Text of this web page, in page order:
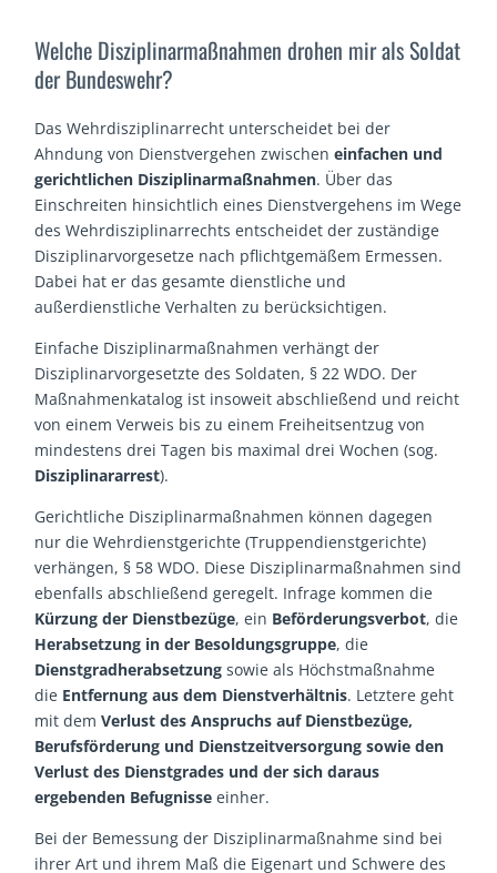
Welche Disziplinarmaßnahmen drohen mir als Soldat
der Bundeswehr?
Das Wehrdisziplinarrecht unterscheidet bei der
Ahndung von Dienstvergehen zwischeneinfachen und
gerichtlichen Disziplinarmaßnahmen. Über das
Einschreiten hinsichtlich eines Dienstvergehens im Wege
des Wehrdisziplinarrechts entscheidet der zuständige
Disziplinarvorgesetze nach pflichtgemäßem Ermessen.
Dabei hat er das gesamte dienstliche und
außerdienstliche Verhalten zu berücksichtigen.
Einfache Disziplinarmaßnahmen verhängt der
Disziplinarvorgesetzte des Soldaten, § 22 WDO. Der
Maßnahmenkatalog ist insoweit abschließend und reicht
von einem Verweis bis zu einem Freiheitsentzug von
mindestens drei Tagen bis maximal drei Wochen (sog.
Disziplinararrest).
Gerichtliche Disziplinarmaßnahmen können dagegen
nur die Wehrdienstgerichte (Truppendienstgerichte)
verhängen, § 58 WDO. Diese Disziplinarmaßnahmen sind
ebenfalls abschließend geregelt. Infrage kommen die
Kürzung der Dienstbezüge, ein Beförderungsverbot, die
Herabsetzung in der Besoldungsgruppe, die
Dienstgradherabsetzung sowie als Höchstmaßnahme
die Entfernung aus dem Dienstverhältnis. Letztere geht
mit demVerlust des Anspruchs auf Dienstbezüge,
Berufsförderung und Dienstzeitversorgung sowie den
Verlust des Dienstgrades und der sich daraus
ergebenden Befugnisse einher.
Bei der Bemessung der Disziplinarmaßnahme sind bei
ihrer Art und ihrem Maß die Eigenart und Schwere des